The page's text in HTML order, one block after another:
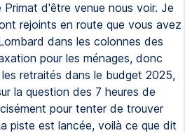
Primat d'être venue nous voir. Je
rejoints en route que vous avez
dans les colonnes des
pour les ménages, donc
retraités dans le budget 2025,
la question des 7 heures de
pour tenter de trouver
piste est lancée, voilà ce que dit